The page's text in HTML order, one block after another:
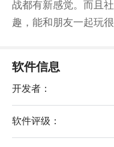
战都有新感觉。而且
趣，能和朋友一起玩很
软件信息
开发者：
软件评级：